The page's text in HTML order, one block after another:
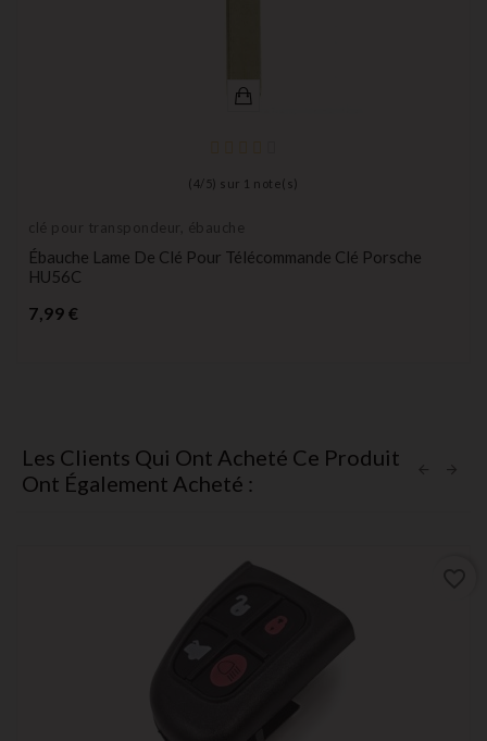
( 4/ 5) sur 1 note(s)
clé pour transpondeur, ébauche
Ébauche Lame De Clé Pour Télécommande Clé Porsche
HU56C
7,99 €
Les Clients Qui Ont Acheté Ce Produit
Ont Également Acheté :